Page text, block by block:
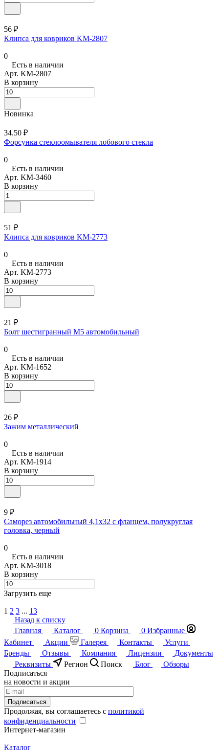
56 ₽
Клипса для ковриков KM-2807
0
Есть в наличии
Арт. KM-2807
В корзину
Новинка
34.50 ₽
Форсунка стеклоомывателя лобового стекла
0
Есть в наличии
Арт. KM-3460
В корзину
51 ₽
Клипса для ковриков KM-2773
0
Есть в наличии
Арт. KM-2773
В корзину
21 ₽
Болт шестигранный М5 автомобильный
0
Есть в наличии
Арт. KM-1652
В корзину
26 ₽
Зажим металлический
0
Есть в наличии
Арт. KM-1914
В корзину
9 ₽
Саморез автомобильный 4,1х32 с фланцем, полукруглая
головка, черный
0
Есть в наличии
Арт. KM-3018
В корзину
Загрузить еще
1 2 3 ... 13
Назад к списку
Главная
Каталог 0 Корзина 0 Избранные
Кабинет
Акции Галерея Контакты
Услуги
Бренды
Отзывы Компания Лицензии
Документы
Реквизиты
Регион Поиск Блог
Обзоры
Подписаться
на новости и акции
Подписаться
Продолжая, вы соглашаетесь с политикой
конфиденциальности
Интернет-магазин
Каталог